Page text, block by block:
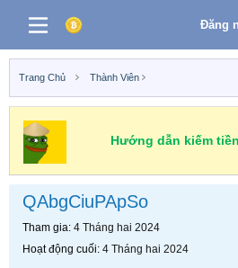
Đăng
Trang Chủ Thành Viên
Hướng dẫn kiếm
QAbgCiuPApSo
Tham gia 4 Tháng hai 2024
Hoạt động cuối 4 Tháng hai 2024